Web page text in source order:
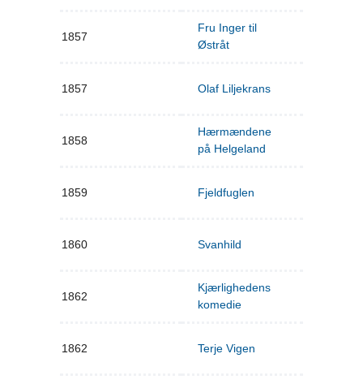
1857
Fru Inger til
Østråt
1857 Olaf Liljekrans
1858
Hærmændene
på Helgeland
1859 Fjeldfuglen
1860 Svanhild
1862
Kjærlighedens
komedie
1862 Terje Vigen